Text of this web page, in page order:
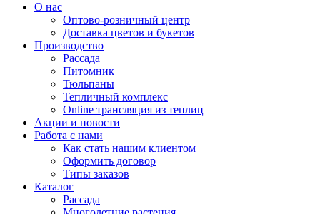
О нас
Оптово-розничный центр
Доставка цветов и букетов
Производство
Рассада
Питомник
Тюльпаны
Тепличный комплекс
Online трансляция из теплиц
Акции и новости
Работа с нами
Как стать нашим клиентом
Оформить договор
Типы заказов
Каталог
Рассада